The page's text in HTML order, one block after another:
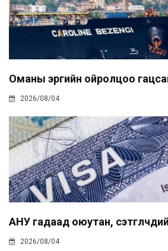
Оманы эргийн ойролцоо
2026/08/04
АНУ гадаад оюутан,
2026/08/04